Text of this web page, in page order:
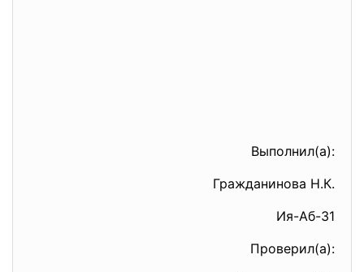
Выполнил(а):
Гражданинова Н.К.
Ия-Аб-31
Проверил(а):